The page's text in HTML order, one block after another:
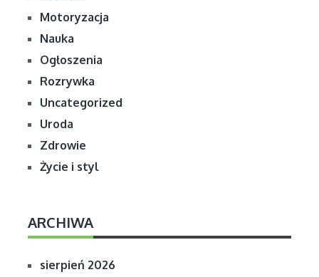
Motoryzacja
Nauka
Ogłoszenia
Rozrywka
Uncategorized
Uroda
Zdrowie
Życie i styl
ARCHIWA
sierpień 2026